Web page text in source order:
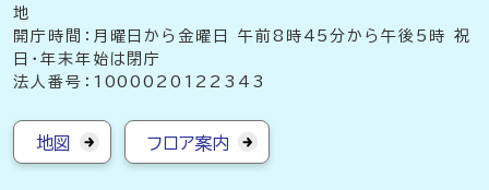
地
開庁時間：月曜日から金曜日 午前8時45分から午後5時 祝
日・年末年始は閉庁
法人番号：1000020122343
地図 フロア案内